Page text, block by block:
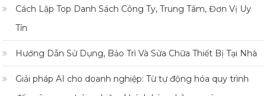
Cách Lập Top Danh Sách Công Ty, Trung Tâm, Đơn Vị Uy
Tín
Hướng Dẫn Sử Dụng, Bảo Trì Và Sửa Chữa Thiết Bị Tại Nhà
Giải pháp AI cho doanh nghiệp: Từ tự động hóa quy trình